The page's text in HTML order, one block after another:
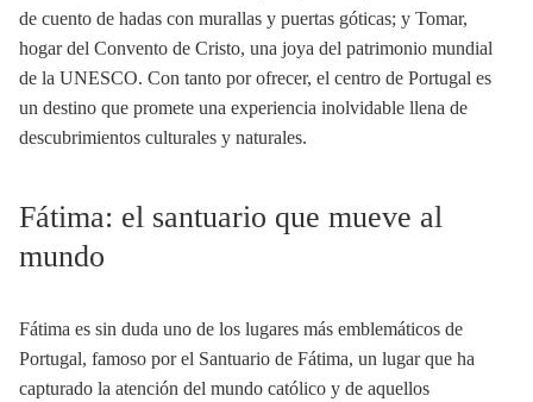
de cuento de hadas con murallas y puertas góticas; y Tomar,
hogar del Convento de Cristo, una joya del patrimonio mundial
de la UNESCO. Con tanto por ofrecer, el centro de Portugal es
un destino que promete una experiencia inolvidable llena de
descubrimientos culturales y naturales.
Fátima: el santuario que mueve al
mundo
Fátima es sin duda uno de los lugares más emblemáticos de
Portugal, famoso por el Santuario de Fátima, un lugar que ha
capturado la atención del mundo católico y de aquellos